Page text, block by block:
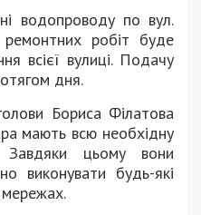
водопроводу по вул.
робіт буде
всієї вулиці. Подачу
дня.
Бориса Філатова
мають всю необхідну
Завдяки цьому вони
виконувати будь-які